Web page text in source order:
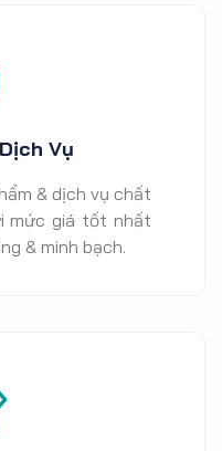
Vụ
& dịch vụ chất
mức giá tốt nhất
& minh bạch.